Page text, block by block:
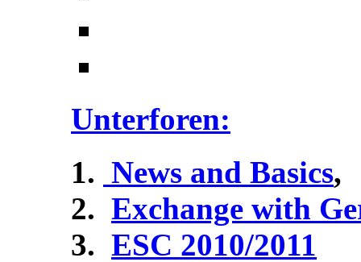
Unterforen:
News and Basics,
Exchange with
ESC 2010/2011